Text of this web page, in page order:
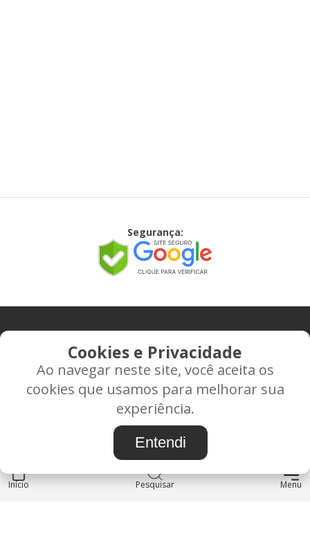
Início Pesquisar Menu
Segurança:
CONTATO
Rua Alice Frateano Figueiredo, 11-44 - Vila Triagem -
BAURU/SP - CEP: 17.030-038
CNPJ: 37.022.538/0001-07
INSTITUCIONAL
Cookies e Privacidade
Ao navegar neste site, você aceita os
cookies que usamos para melhorar sua
experiência.
Entendi